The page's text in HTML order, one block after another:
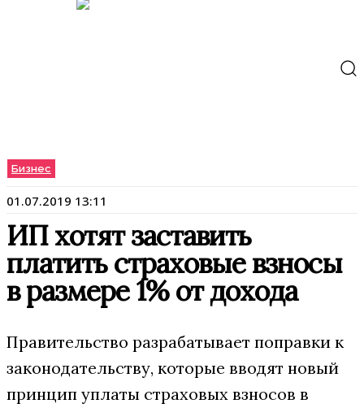
Бизнес
01.07.2019 13:11
ИП хотят заставить
платить страховые взносы
в размере 1% от дохода
Правительство разрабатывает поправки к
законодательству, которые вводят новый
принцип уплаты страховых взносов в